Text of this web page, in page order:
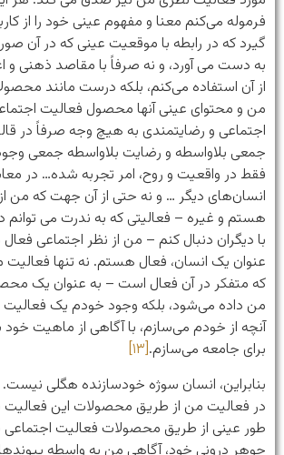
فرموله می‌کنم معنا و مفهوم عینی خود را از
گیرد که در رابطه با موقعیت عینی که در آن
به دست می آورد، و نه صرفاً با مقاصد ذهنی و
از آن استفاده می‌کنم، بلکه درست مانند
من و محتوای عینی آنها محصول فعالیت
اجتماعی و رضایتمندی به هیچ وجه صرفاً در
جمعی بلاواسطه و رضایت بلاواسطه جمعی وجود
فقط در واقعیت و روح، امر تجربه شده… در
انسان‌های دیگر … و نه حتی از آن جهت که من
هستم و غیره – فعالیتی که به ندرت می توانم
با دیگران دنبال کنم – من از نظر اجتماعی
عنوان یک انسان، فعال هستم. نه تنها فعالیت
که متفکر در آن فعال است – به عنوان یک
من داده می‌شود، بلکه وجود خودم یک فعالیت
آنچه از خودم می‌سازم، با آگاهی از ماهیت خود
برای جامعه می‌سازم.[۱۳]
بنابراین، انسان سوژه خودسازنده هگلی نیست.
در فعالیت من از طریق محصولات این
طور عینی از طریق محصولات فعالیت